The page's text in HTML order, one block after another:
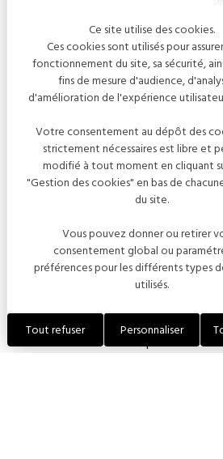
L’Hostellerie comporte trois
travers les grandes baies
Toscane…
Pourquoi cette région d’Italie ?
incontesté de l’art de vivre, du
toucher, sobre et mettant bien
Son CV est plein d’herbes et
Dhuits, l’Etoile, le Plachet,
sceaux de salomon odorant,
bouche. Sa vocation est née,
Son CV est aussi rempli de
Ce site utilise des cookies.
Ces cookies sont utilisés pour
fonctionnement du site, sa sécurité,
fins de mesure d'audience,
d'amélioration de l'expérience
Votre consentement au dépôt des
strictement nécessaires est libre et
modifié à tout moment en cliquant
"Gestion des cookies" en bas de
du site.
Vous pouvez donner ou retirer
consentement global ou
préférences pour les différents types
utilisés.
Tout refuser Personnaliser